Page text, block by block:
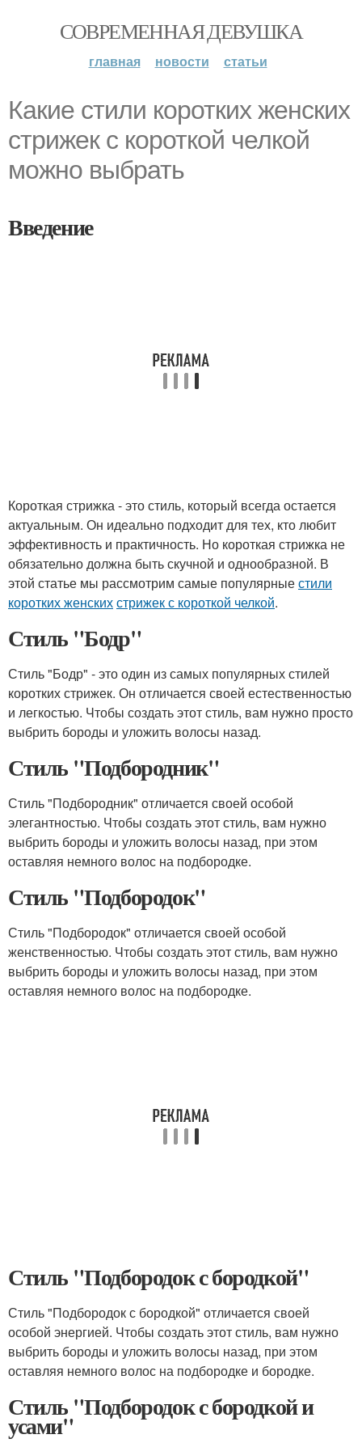
СОВРЕМЕННАЯ ДЕВУШКА
главная новости статьи
Какие стили коротких женских
стрижек с короткой челкой
можно выбрать
Введение
Короткая стрижка - это стиль, который всегда остается
актуальным. Он идеально подходит для тех, кто любит
эффективность и практичность. Но короткая стрижка не
обязательно должна быть скучной и однообразной. В
этой статье мы рассмотрим самые популярныестили
коротких женскихстрижек с короткой челкой.
Стиль "Бодр"
Стиль "Бодр" - это один из самых популярных стилей
коротких стрижек. Он отличается своей естественностью
и легкостью. Чтобы создать этот стиль, вам нужно просто
выбрить бороды и уложить волосы назад.
Стиль "Подбородник"
Стиль "Подбородник" отличается своей особой
элегантностью. Чтобы создать этот стиль, вам нужно
выбрить бороды и уложить волосы назад, при этом
оставляя немного волос на подбородке.
Стиль "Подбородок"
Стиль "Подбородок" отличается своей особой
женственностью. Чтобы создать этот стиль, вам нужно
выбрить бороды и уложить волосы назад, при этом
оставляя немного волос на подбородке.
Стиль "Подбородок с бородкой"
Стиль "Подбородок с бородкой" отличается своей
особой энергией. Чтобы создать этот стиль, вам нужно
выбрить бороды и уложить волосы назад, при этом
оставляя немного волос на подбородке и бородке.
Стиль "Подбородок с бородкой и
усами"